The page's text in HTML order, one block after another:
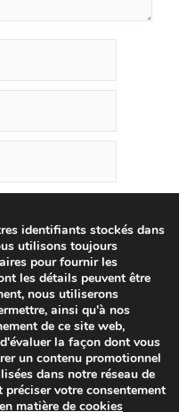
e-mail et mon site
prochain
identifiants stockés dans
utilisons toujours
pour fournir les
les détails peuvent être
nous utiliserons
ainsi qu'à nos
de ce site web,
la façon dont vous
un contenu promotionnel
dans notre réseau de
préciser votre consentement
matière de cookies